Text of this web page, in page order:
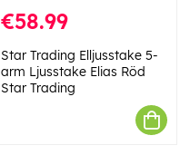
€58.99
Star Trading Elljusstake 5-
arm Ljusstake Elias Röd
Star Trading